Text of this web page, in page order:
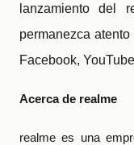
lanzamiento del
permanezca
Facebook,
Acerca de realme
realme es una